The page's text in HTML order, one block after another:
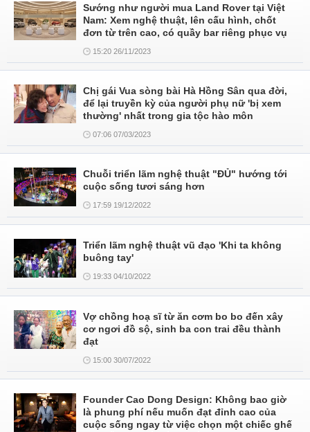
Sướng như người mua Land Rover tại Việt
Nam: Xem nghệ thuật, lên cấu hình, chốt
đơn từ trên cao, có quầy bar riêng phục vụ
15:20 26/11/2023
Chị gái Vua sòng bài Hà Hồng Sân qua đời,
để lại truyền kỳ của người phụ nữ 'bị xem
thường' nhất trong gia tộc hào môn
07:06 07/03/2023
Chuỗi triển lãm nghệ thuật "ĐỦ" hướng tới
cuộc sống tươi sáng hơn
17:59 19/12/2022
Triển lãm nghệ thuật vũ đạo 'Khi ta không
buông tay'
19:33 04/10/2022
Vợ chồng hoạ sĩ từ ăn cơm bo bo đến xây
cơ ngơi đồ sộ, sinh ba con trai đều thành
đạt
15:00 30/07/2022
Founder Cao Dong Design: Không bao giờ
là phung phí nếu muốn đạt đỉnh cao của
cuộc sống ngay từ việc chọn một chiếc ghế